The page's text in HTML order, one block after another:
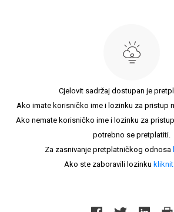
Cjelovit sadržaj dostupan je
Ako imate korisničko ime i lozinku za pristup
Ako nemate korisničko ime i lozinku za
potrebno se pretplatiti.
Za zasnivanje pretplatničkog odnosa
Ako ste zaboravili lozinku